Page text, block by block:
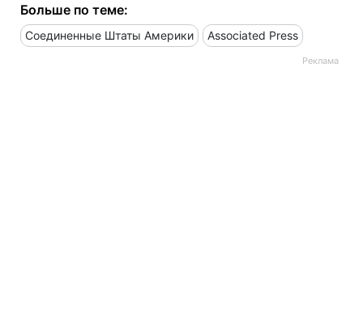
Больше по теме:
Соединенные Штаты Америки Associated Press